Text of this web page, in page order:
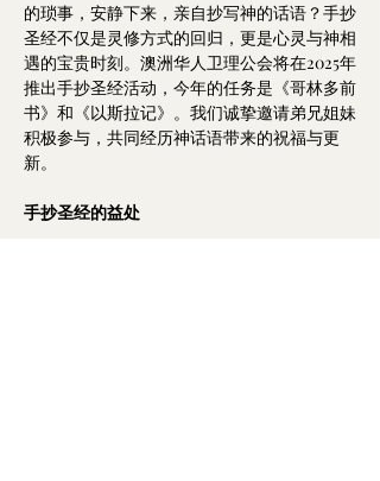
的琐事，安静下来，亲自抄写神的话语？手抄
圣经不仅是灵修方式的回归，更是心灵与神相
遇的宝贵时刻。澳洲华人卫理公会将在2025年
推出手抄圣经活动，今年的任务是《哥林多前
书》和《以斯拉记》。我们诚挚邀请弟兄姐妹
积极参与，共同经历神话语带来的祝福与更
新。
手抄圣经的益处